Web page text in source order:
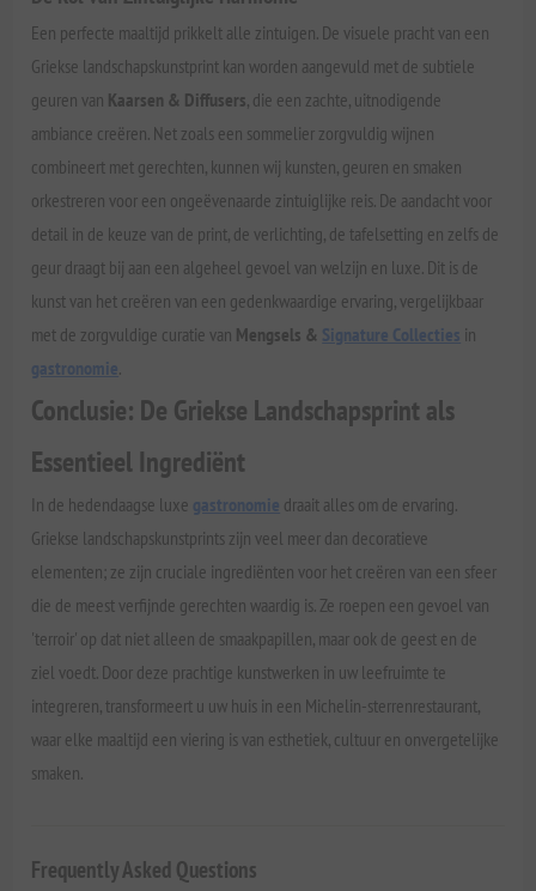
Een perfecte maaltijd prikkelt alle zintuigen. De visuele pracht van een
Griekse landschapskunstprint kan worden aangevuld met de subtiele
geuren van Kaarsen & Diffusers, die een zachte, uitnodigende
ambiance creëren. Net zoals een sommelier zorgvuldig wijnen
combineert met gerechten, kunnen wij kunsten, geuren en smaken
orkestreren voor een ongeëvenaarde zintuiglijke reis. De aandacht voor
detail in de keuze van de print, de verlichting, de tafelsetting en zelfs de
geur draagt bij aan een algeheel gevoel van welzijn en luxe. Dit is de
kunst van het creëren van een gedenkwaardige ervaring, vergelijkbaar
met de zorgvuldige curatie van Mengsels & Signature Collecties in
gastronomie.
Conclusie: De Griekse Landschapsprint als
Essentieel Ingrediënt
In de hedendaagse luxe gastronomie draait alles om de ervaring.
Griekse landschapskunstprints zijn veel meer dan decoratieve
elementen; ze zijn cruciale ingrediënten voor het creëren van een sfeer
die de meest verfijnde gerechten waardig is. Ze roepen een gevoel van
'terroir' op dat niet alleen de smaakpapillen, maar ook de geest en de
ziel voedt. Door deze prachtige kunstwerken in uw leefruimte te
integreren, transformeert u uw huis in een Michelin-sterrenrestaurant,
waar elke maaltijd een viering is van esthetiek, cultuur en onvergetelijke
smaken.
Frequently Asked Questions